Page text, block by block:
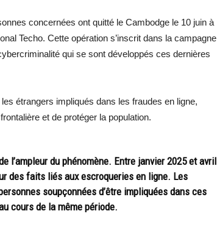
concernées ont quitté le Cambodge le 10 juin à
Techo. Cette opération s’inscrit dans la campagne
qui se sont développés ces dernières
étrangers impliqués dans les fraudes en ligne,
et de protéger la population.
l’ampleur du phénomène. Entre janvier 2025 et avril
des faits liés aux escroqueries en ligne. Les
soupçonnées d’être impliquées dans ces
cours de la même période.